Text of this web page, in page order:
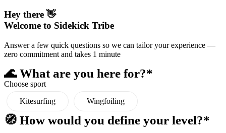
Hey there 👋
Welcome to Sidekick Tribe
Answer a few quick questions so we can tailor your experience —
zero commitment and takes 1 minute
🌊 What are you here for?*
Choose sport
Kitesurfing
Wingfoiling
🧭 How would you define your level?*